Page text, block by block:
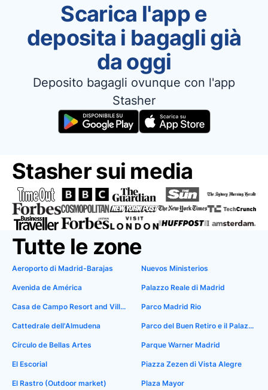
Scarica l'app e
deposita i bagagli già
da oggi
Deposito bagagli ovunque con l'app
Stasher
Stasher sui media
Tutte le zone
Aeroporto di Madrid-Barajas
Avenida de América
Casa de Campo Resort and Villas
Cattedrale dell'Almudena
Círculo de Bellas Artes
El Escorial
El Rastro (Outdoor market)
Nuevos Ministerios
Palazzo Reale di Madrid
Parco Madrid Rio
Parco del Buen Retiro e il Palazzo di Cristallo
Parque Warner Madrid
Piazza Zezen di Vista Alegre
Plaza Mayor